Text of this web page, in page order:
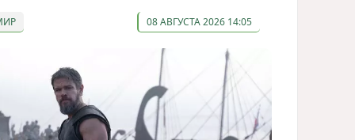
08 АВГУСТА 2026 14:05